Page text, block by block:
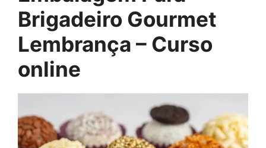
Brigadeiro Gourmet
Lembrança – Curso
online